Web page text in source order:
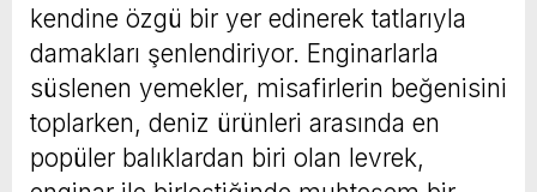
kendine özgü bir yer edinerek tatlarıyla
damakları şenlendiriyor. Enginarlarla
süslenen yemekler, misafirlerin beğenisini
toplarken, deniz ürünleri arasında en
popüler balıklardan biri olan levrek,